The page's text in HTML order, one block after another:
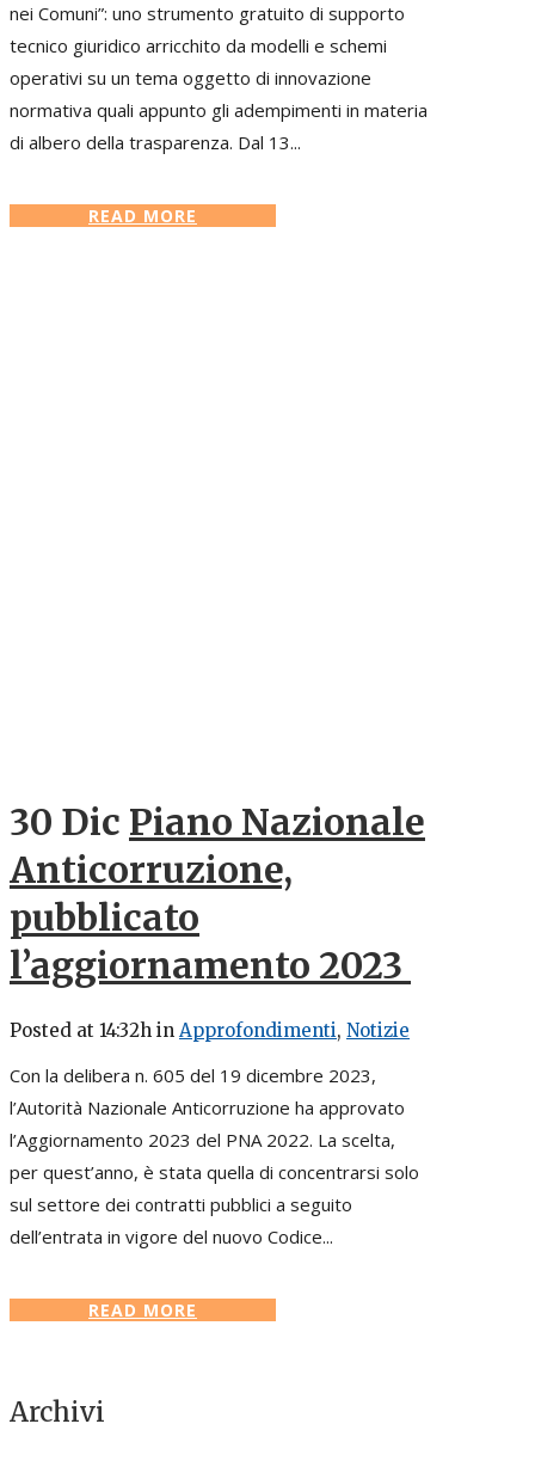
nei Comuni”: uno strumento gratuito di supporto
tecnico giuridico arricchito da modelli e schemi
operativi su un tema oggetto di innovazione
normativa quali appunto gli adempimenti in materia
di albero della trasparenza. Dal 13...
READ MORE
30 Dic Piano Nazionale
Anticorruzione,
pubblicato
l’aggiornamento 2023
Posted at 14:32h in Approfondimenti, Notizie
Con la delibera n. 605 del 19 dicembre 2023,
l’Autorità Nazionale Anticorruzione ha approvato
l’Aggiornamento 2023 del PNA 2022. La scelta,
per quest’anno, è stata quella di concentrarsi solo
sul settore dei contratti pubblici a seguito
dell’entrata in vigore del nuovo Codice...
READ MORE
Archivi